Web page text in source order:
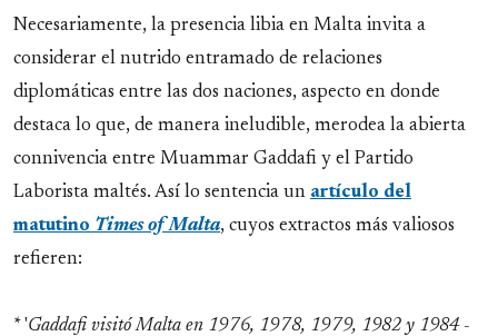
Necesariamente, la presencia libia en Malta invita a
considerar el nutrido entramado de relaciones
diplomáticas entre las dos naciones, aspecto en donde
destaca lo que, de manera ineludible, merodea la abierta
connivencia entre Muammar Gaddafi y el Partido
Laborista maltés. Así lo sentencia un artículo del
matutino Times of Malta, cuyos extractos más valiosos
refieren:
* 'Gaddafi visitó Malta en 1976, 1978, 1979, 1982 y 1984 -